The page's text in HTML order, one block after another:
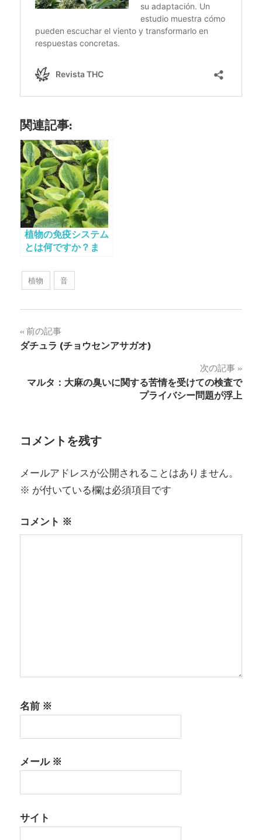
関連記事:
植物の免疫システム
とは何ですか？ま
しますか？
植物 音
投
稿
ナ
ー
シ
ョ
ン
前の記事
ダチュラ (チョウセンアサガオ)
次の記事
マルタ：大麻の臭いに関する苦情を受けての検査で
プライバシー問題が浮上
コメントを残す
メールアドレスが公開されることはありません。
※ が付いている欄は必須項目です
コメント ※
名前 ※
メール※
サイト